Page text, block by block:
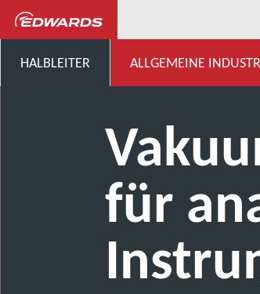
HALBLEITER ALLGEMEINE
für